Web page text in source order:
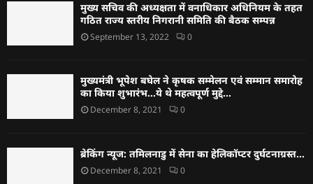
मुख्य सचिव की अध्यक्षता में वनाधिकार अधिनियम के तहत
गठित राज्य स्तरीय निगरानी समिति की बैठक सम्पन्न
September 13, 2022 0
मुख्यमंत्री भूपेश बघेल ने कृषक सम्मेलन एवं सम्मान समारोह
का किया शुभारंभ…ये थे महत्वपूर्ण मुद्दे…
December 8, 2021 0
ब्रेकिंग न्यूज: तमिलनाडु में सेना का हेलिकॉप्टर दुर्घटनाग्रस्त…
December 8, 2021 0